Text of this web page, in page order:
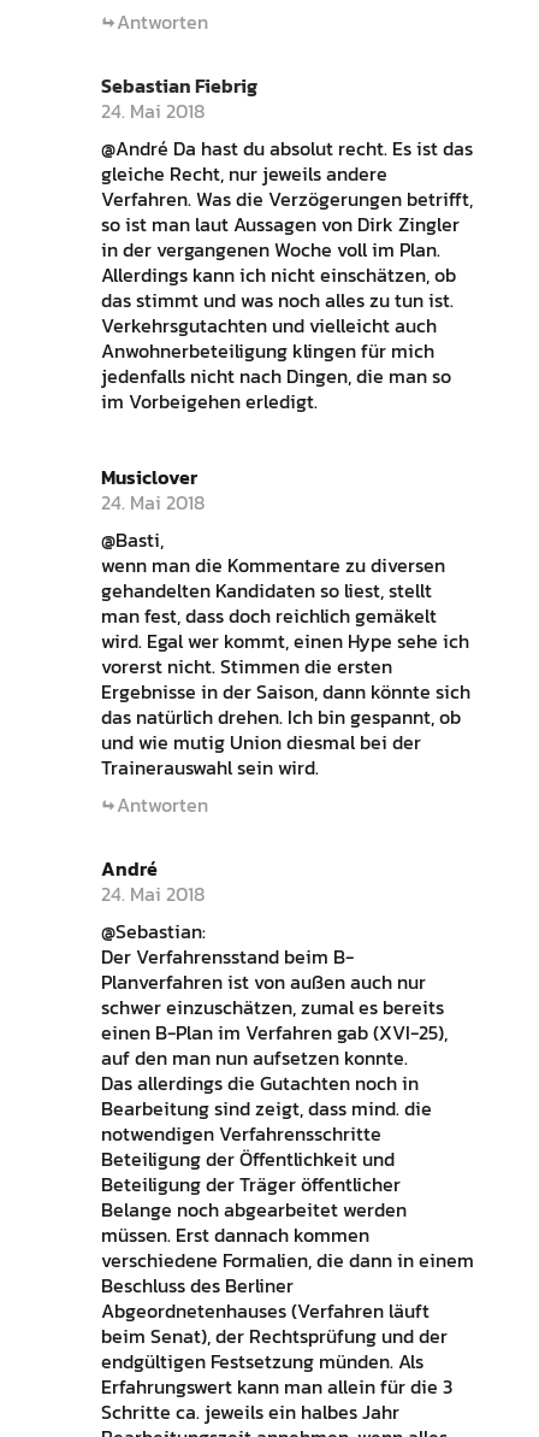
Antworten
Sebastian Fiebrig
24. Mai 2018
@André Da hast du absolut recht. Es ist das
gleiche Recht, nur jeweils andere
Verfahren. Was die Verzögerungen betrifft,
so ist man laut Aussagen von Dirk Zingler
in der vergangenen Woche voll im Plan.
Allerdings kann ich nicht einschätzen, ob
das stimmt und was noch alles zu tun ist.
Verkehrsgutachten und vielleicht auch
Anwohnerbeteiligung klingen für mich
jedenfalls nicht nach Dingen, die man so
im Vorbeigehen erledigt.
Musiclover
24. Mai 2018
@Basti,
wenn man die Kommentare zu diversen
gehandelten Kandidaten so liest, stellt
man fest, dass doch reichlich gemäkelt
wird. Egal wer kommt, einen Hype sehe ich
vorerst nicht. Stimmen die ersten
Ergebnisse in der Saison, dann könnte sich
das natürlich drehen. Ich bin gespannt, ob
und wie mutig Union diesmal bei der
Trainerauswahl sein wird.
Antworten
André
24. Mai 2018
@Sebastian:
Der Verfahrensstand beim B-
Planverfahren ist von außen auch nur
schwer einzuschätzen, zumal es bereits
einen B-Plan im Verfahren gab (XVI-25),
auf den man nun aufsetzen konnte.
Das allerdings die Gutachten noch in
Bearbeitung sind zeigt, dass mind. die
notwendigen Verfahrensschritte
Beteiligung der Öffentlichkeit und
Beteiligung der Träger öffentlicher
Belange noch abgearbeitet werden
müssen. Erst dannach kommen
verschiedene Formalien, die dann in einem
Beschluss des Berliner
Abgeordnetenhauses (Verfahren läuft
beim Senat), der Rechtsprüfung und der
endgültigen Festsetzung münden. Als
Erfahrungswert kann man allein für die 3
Schritte ca. jeweils ein halbes Jahr